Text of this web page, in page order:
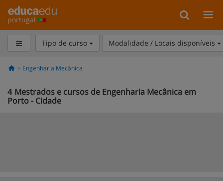
portugal
Tipo de curso Modalidade / Locais disponíveis
Engenharia Mecânica
4 Mestrados e cursos de Engenharia Mecânica em
Porto - Cidade